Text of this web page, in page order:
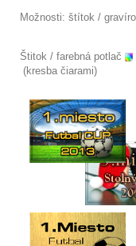
Možnosti: štítok /
Štitok / farebná potlač
(kresba čiarami)